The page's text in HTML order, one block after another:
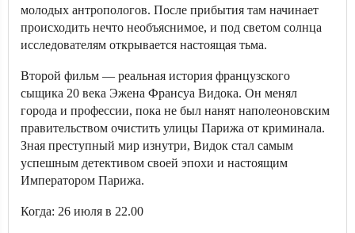
молодых антропологов. После прибытия там начинает
происходить нечто необъяснимое, и под светом солнца
исследователям открывается настоящая тьма.
Второй фильм — реальная история французского
сыщика 20 века Эжена Франсуа Видока. Он менял
города и профессии, пока не был нанят наполеоновским
правительством очистить улицы Парижа от криминала.
Зная преступный мир изнутри, Видок стал самым
успешным детективом своей эпохи и настоящим
Императором Парижа.
Когда: 26 июля в 22.00